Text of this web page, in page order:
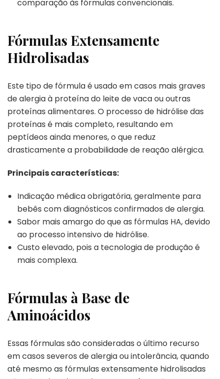
comparação às fórmulas convencionais.
Fórmulas Extensamente
Hidrolisadas
Este tipo de fórmula é usado em casos mais graves
de alergia à proteína do leite de vaca ou outras
proteínas alimentares. O processo de hidrólise das
proteínas é mais completo, resultando em
peptídeos ainda menores, o que reduz
drasticamente a probabilidade de reação alérgica.
Principais características:
Indicação médica obrigatória, geralmente para
bebês com diagnósticos confirmados de alergia.
Sabor mais amargo do que as fórmulas HA, devido
ao processo intensivo de hidrólise.
Custo elevado, pois a tecnologia de produção é
mais complexa.
Fórmulas à Base de
Aminoácidos
Essas fórmulas são consideradas o último recurso
em casos severos de alergia ou intolerância, quando
até mesmo as fórmulas extensamente hidrolisadas